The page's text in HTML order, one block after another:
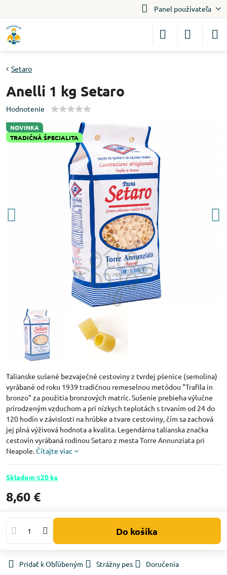
Panel používateľa
NOVINKA
TRADIČNÁ ŠPECIALITA
Setaro
Anelli 1 kg Setaro
Hodnotenie
Talianske sušené bezvaječné cestoviny z tvrdej pšenice (semolina)
vyrábané od roku 1939 tradičnou remeselnou metódou "Trafila in
bronzo" za použitia bronzových matríc. Sušenie prebieha výlučne
prirodzeným vzduchom a pri nízkych teplotách s trvaním od 24 do
120 hodín v závislosti na hrúbke a tvare cestoviny, čím sa zachová
jej plná výživová hodnota a kvalita. Legendárna talianska značka
cestovín vyrábaná rodinou Setaro z mesta Torre Annunziata pri
Neapole.Čítajte viac
Skladom ≤20 ks
8,60 €
Do košíka
Pridať k Obľúbeným Strážny pes Doručenia